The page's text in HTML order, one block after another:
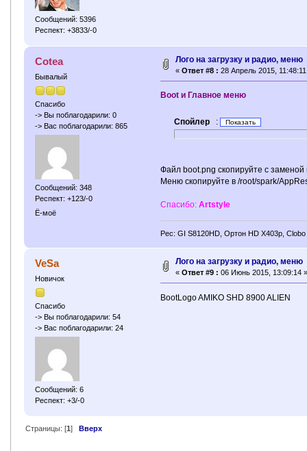
Сообщений: 5396
Респект: +3833/-0
Cotea
Бывалый
Спасибо
-> Вы поблагодарили: 0
-> Вас поблагодарили: 865
Сообщений: 348
Респект: +123/-0
Ё-моё
Лого на загрузку и радио, меню
« Ответ #8 : 28 Апрель 2015,
Boot и Главное меню
Спойлер :
Файл boot.png скопируйте с
Меню скопируйте в /root/spark/
Спасибо:Artstyle
Рес: GI S8120HD, Ортон HD X403p,
VeSa
Новичок
Спасибо
-> Вы поблагодарили: 54
-> Вас поблагодарили: 24
Сообщений: 6
Респект: +3/-0
Лого на загрузку и радио, меню
« Ответ #9 : 06 Июнь 2015, 13:09:14 »
BootLogo AMIKO SHD 8900 ALIEN
Страницы: [1] Вверх